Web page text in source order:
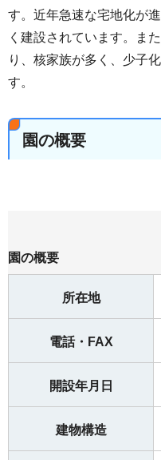
す。近年急速な宅地化が
く建設されています。ま
り、核家族が多く、少子
す。
園の概要
園の概要
所在地
電話・FAX
開設年月日
建物構造